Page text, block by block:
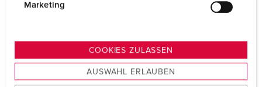
s
Marketing
COOKIES ZULASSEN
AUSWAHL ERLAUBEN